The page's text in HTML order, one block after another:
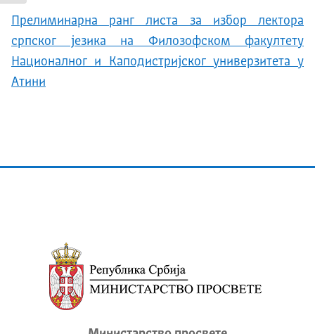
Прелиминарна ранг листа за избор лектора
српског језика на Филозофском факултету
Националног и Каподистријског универзитета у
Атини